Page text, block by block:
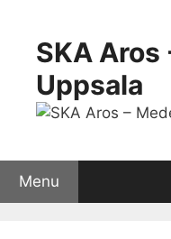
contentSKA
Uppsala
Menu